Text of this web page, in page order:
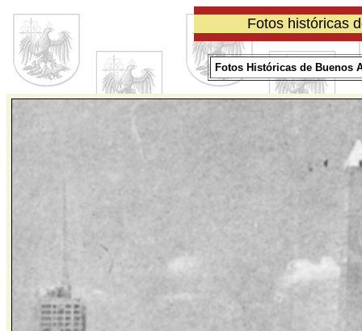
Fotos históricas
Fotos Históricas de Buenos